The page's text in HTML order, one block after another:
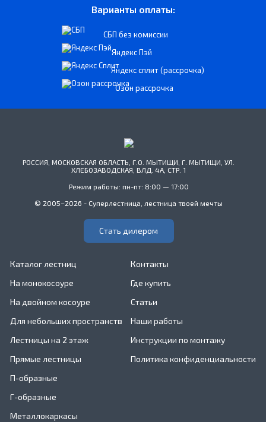
Варианты оплаты:
СБП без комиссии
Яндекс Пэй
Яндекс сплит (рассрочка)
Озон рассрочка
РОССИЯ, МОСКОВСКАЯ ОБЛАСТЬ, Г.О. МЫТИЩИ, Г. МЫТИЩИ, УЛ.
ХЛЕБОЗАВОДСКАЯ, ВЛД. 4А, СТР. 1
Режим работы: пн-пт: 8:00 — 17:00
© 2005–2026 - Суперлестница, лестница твоей мечты
Стать дилером
Каталог лестниц
На монокосоуре
На двойном косоуре
Для небольших пространств
Лестницы на 2 этаж
Прямые лестницы
П-образные
Г-образные
Металлокаркасы
Контакты
Где купить
Статьи
Наши работы
Инструкции по монтажу
Политика конфиденциальности